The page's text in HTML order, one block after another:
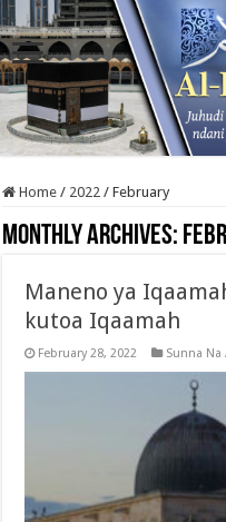
Home / 2022 / February
Monthly Archives:
Maneno ya
kutoa Iqaamah
February 28, 2022 Sunna Na